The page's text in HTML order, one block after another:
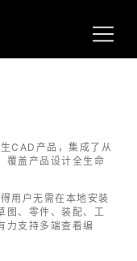
CAD产品，集成了从
覆盖产品设计全生命
用户无需在本地安装
图、零件、装配、工
力支持多端查看编